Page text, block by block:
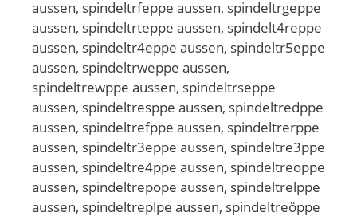
aussen, spindeltrfeppe aussen, spindeltrgeppe
aussen, spindeltrteppe aussen, spindelt4reppe
aussen, spindeltr4eppe aussen, spindeltr5eppe
aussen, spindeltrweppe aussen,
spindeltrewppe aussen, spindeltrseppe
aussen, spindeltresppe aussen, spindeltredppe
aussen, spindeltrefppe aussen, spindeltrerppe
aussen, spindeltr3eppe aussen, spindeltre3ppe
aussen, spindeltre4ppe aussen, spindeltreoppe
aussen, spindeltrepope aussen, spindeltrelppe
aussen, spindeltreplpe aussen, spindeltreöppe